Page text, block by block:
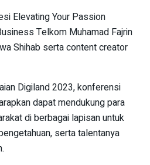
Elevating Your Passion
Telkom Muhamad Fajrin
Shihab serta content creator
Digiland 2023, konferensi
dapat mendukung para
di berbagai lapisan untuk
serta talentanya